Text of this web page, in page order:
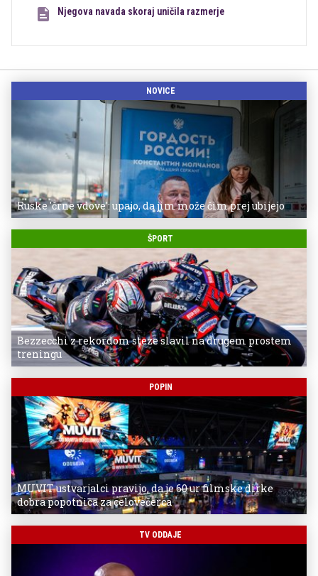
Njegova navada skoraj uničila razmerje
NOVICE
Ruske 'črne vdove': upajo, da jim može čim prej ubijejo
ŠPORT
Bezzecchi z rekordom steze slavil na drugem prostem
treningu
POPIN
MUVIT ustvarjalci pravijo, da je 60 ur filmske dirke
dobra popotnica za celovečerca
TV ODDAJE